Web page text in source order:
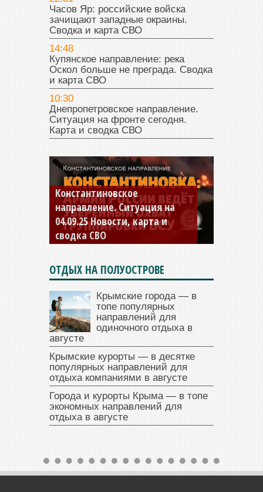
Часов Яр: российские войска
зачищают западные окраины.
Сводка и карта СВО
14:48
Купянское направление: река
Оскол больше не преграда. Сводка
и карта СВО
10:30
Днепропетровское направление.
Ситуация на фронте сегодня.
Карта и сводка СВО
Константиновское
направление. Ситуация на
04.09.25 Новости, карта и
сводка СВО
ОТДЫХ НА ПОЛУОСТРОВЕ
Крымские города — в
топе популярных
направлений для
одиночного отдыха в
августе
Крымские курорты — в десятке
популярных направлений для
отдыха компаниями в августе
Города и курорты Крыма — в топе
экономных направлений для
отдыха в августе